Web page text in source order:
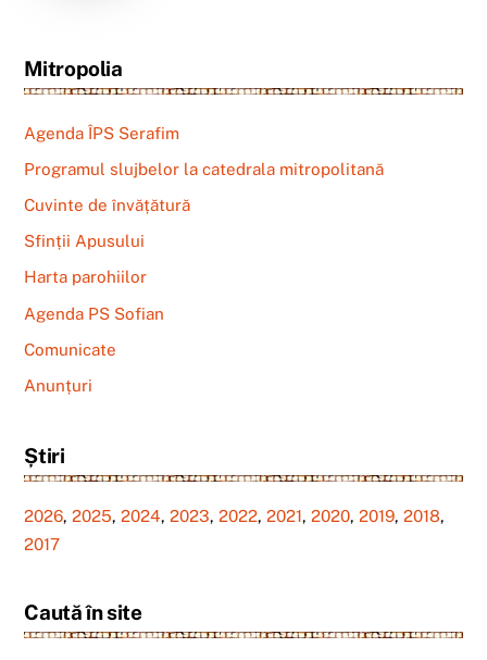
Mitropolia
Agenda ÎPS Serafim
Programul slujbelor la catedrala mitropolitană
Cuvinte de învățătură
Sfinții Apusului
Harta parohiilor
Agenda PS Sofian
Comunicate
Anunțuri
Știri
2026,2025,2024,2023,2022,2021,2020,2019,2018,
2017
Caută în site